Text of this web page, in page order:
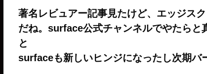
ぎ便対象商品は、当
著名レビュアー記事見たけど、エッジス
だね。surface公式チャンネルでやたらと
と
surfaceも新しいヒンジになったし次期バ